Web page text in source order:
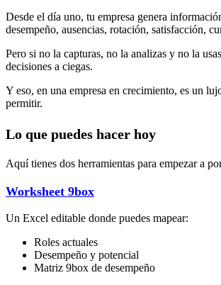
Desde el día uno, tu empresa genera
desempeño, ausencias, rotación, satisfacción,
Pero si no la capturas, no la analizas y no la
decisiones a ciegas.
Y eso, en una empresa en crecimiento, es un
permitir.
Lo que puedes hacer hoy
Aquí tienes dos herramientas para empezar a
Worksheet 9box
Un Excel editable donde puedes mapear:
Roles actuales
Desempeño y potencial
Matriz 9box de desempeño